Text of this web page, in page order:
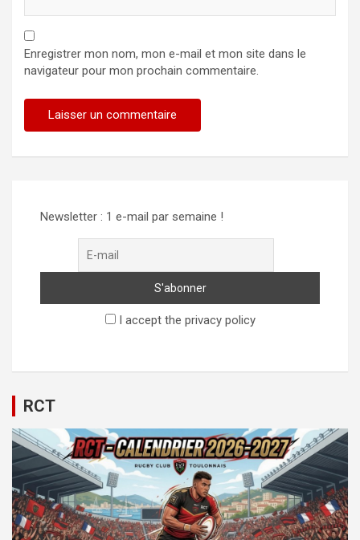
Enregistrer mon nom, mon e-mail et mon site dans le
navigateur pour mon prochain commentaire.
Newsletter : 1 e-mail par semaine !
I accept the privacy policy
RCT